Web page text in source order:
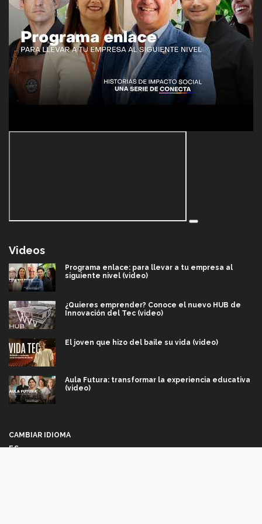
Videos
Programa enlace: para llevar a tu empresa al
siguiente nivel (video)
¿Quieres emprender? Conoce el nuevo HUB de
Innovación del Tec (video)
El joven que hizo del baile su vida (video)
Aula Futura: transformar la experiencia educativa
(video)
CAMBIAR IDIOMA
ES